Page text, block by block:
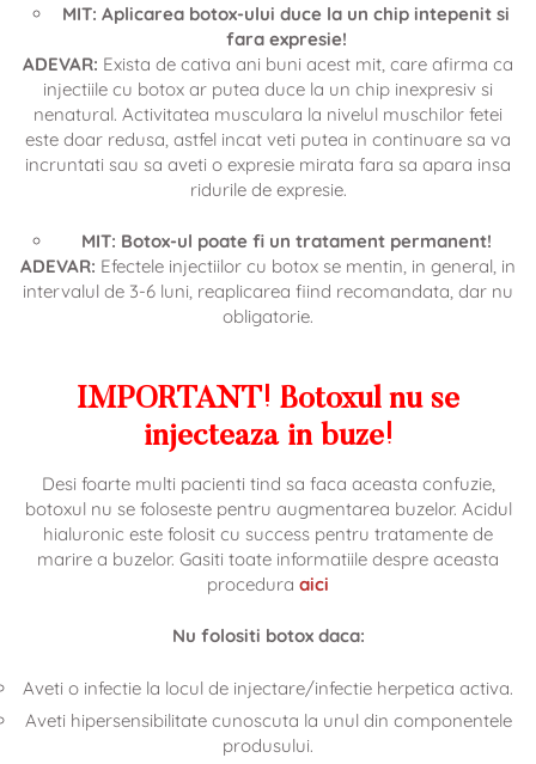
MIT: Aplicarea botox-ului duce la un chip intepenit si
fara expresie!
ADEVAR: Exista de cativa ani buni acest mit, care afirma ca
injectiile cu botox ar putea duce la un chip inexpresiv si
nenatural. Activitatea musculara la nivelul muschilor fetei
este doar redusa, astfel incat veti putea in continuare sa va
incruntati sau sa aveti o expresie mirata fara sa apara insa
ridurile de expresie.
MIT: Botox-ul poate fi un tratament permanent!
ADEVAR: Efectele injectiilor cu botox se mentin, in general, in
intervalul de 3-6 luni, reaplicarea fiind recomandata, dar nu
obligatorie.
IMPORTANT! Botoxul nu se
injecteaza in buze!
Desi foarte multi pacienti tind sa faca aceasta confuzie,
botoxul nu se foloseste pentru augmentarea buzelor. Acidul
hialuronic este folosit cu success pentru tratamente de
marire a buzelor. Gasiti toate informatiile despre aceasta
procedura aici
Nu folositi botox daca:
Aveti o infectie la locul de injectare/infectie herpetica activa.
Aveti hipersensibilitate cunoscuta la unul din componentele
produsului.